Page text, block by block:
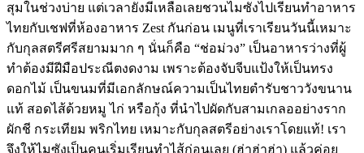
สุมในช่วงบ่าย แต่เวลายังมีเหลือเลยชวนไมซังไปเรียนทำอาหาร
ไทยกับเชฟที่ห้องอาหาร Zest กันก่อน เมนูที่เราเรียนวันนี้เหมาะ
กับกุลสตรีศรีสยามมาก ๆ นั่นก็คือ “ช่อม่วง” เป็นอาหารว่างที่ผู้
ทำต้องมีฝีมือประณีตงดงาม เพราะต้องจับจีบแป้งให้เป็นทรง
ดอกไม้ เป็นขนมที่มีเอกลักษณ์ความเป็นไทยตำรับชาววังขนาน
แท้ สอดไส้ด้วยหมู ไก่ หรือกุ้ง ที่นำไปผัดกับสามเกลออย่างราก
ผักชี กระเทียม พริกไทย เหมาะกับกุลสตรีอย่างเราโดยแท้! เรา
จึงให้ไมซังเป็นคนเริ่มเรียนทำไส้ก่อนเลย (ฮ่าฮ่าฮ่า) แล้วค่อย